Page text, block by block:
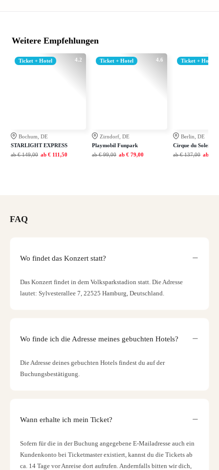
Weitere Empfehlungen
4.2
Ticket + Hotel
Bochum, DE
STARLIGHT EXPRESS
ab € 149,00 ab € 111,50
4.6
Ticket + Hotel
Zirndorf, DE
Playmobil Funpark
ab € 99,00 ab € 79,00
Ticket + Hotel
Berlin, DE
Cirque du Soleil
ab € 137,00 ab
FAQ
Wo findet das Konzert statt?
Das Konzert findet in dem Volksparkstadion statt. Die Adresse
lautet: Sylvesterallee 7, 22525 Hamburg, Deutschland.
Wo finde ich die Adresse meines gebuchten Hotels?
Die Adresse deines gebuchten Hotels findest du auf der
Buchungsbestätigung.
Wann erhalte ich mein Ticket?
Sofern für die in der Buchung angegebene E-Mailadresse auch ein
Kundenkonto bei Ticketmaster existiert, kannst du die Tickets ab
ca. 14 Tage vor Anreise dort aufrufen. Andernfalls bitten wir dich,